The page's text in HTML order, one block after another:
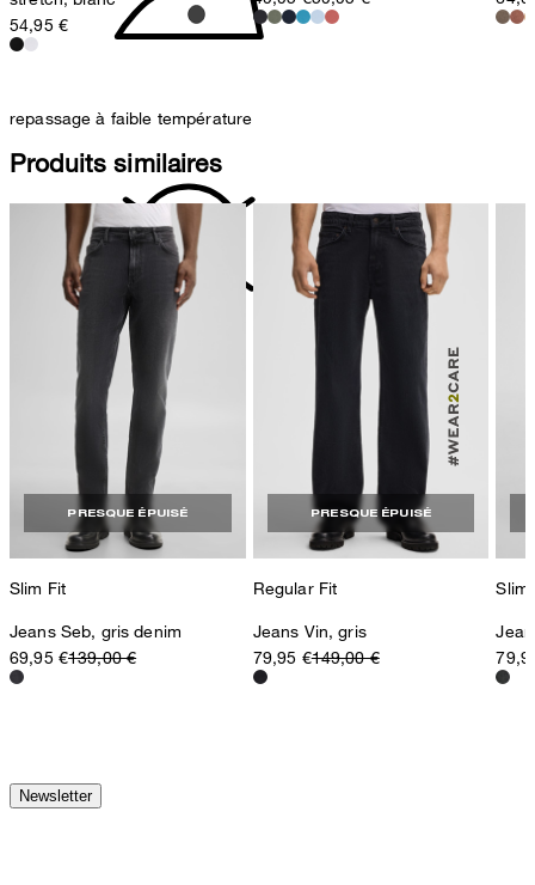
repassage à faible température
ne pas nettoyer
54,95 €
Produits similaires
PRESQUE ÉPUISÉ
Slim Fit
Jeans Seb, gris denim
69,95 €139,00 €
PRESQUE ÉPUISÉ
Regular Fit
Jeans Vin, gris
79,95 €149,00 €
Slim
Newsletter